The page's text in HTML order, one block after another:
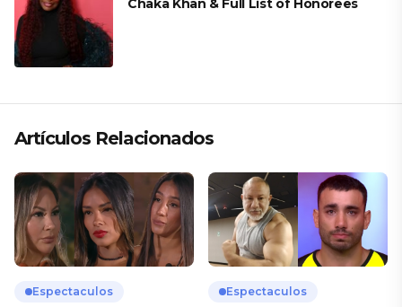
Chaka Khan & Full List of Honorees
Artículos Relacionados
Espectaculos Espectaculos